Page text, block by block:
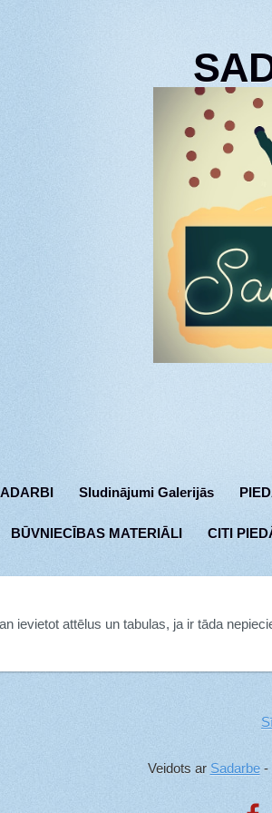
Sludinājumi Galerijās
BŪVNIECĪBAS MATERIĀLI CITI
ievietot attēlus un tabulas, ja ir tāda
Veidots ar Sadarbe-